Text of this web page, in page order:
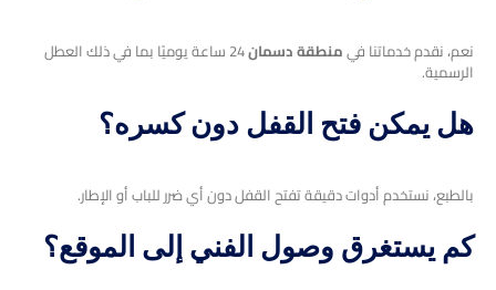
نعم، نقدم خدماتنا فيمنطقة دسمان 24 ساعة يوميًا بما في ذلك العطل
الرسمية.
هل يمكن فتح القفل دون كسره؟
بالطبع، نستخدم أدوات دقيقة تفتح القفل دون أي ضرر للباب أو الإطار.
كم يستغرق وصول الفني إلى الموقع؟